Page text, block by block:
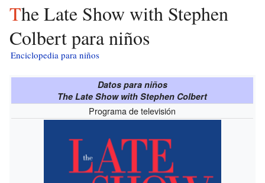
The Late Show with Stephen
Colbert para niños
Enciclopedia para niños
Datos para niños
The Late Show with Stephen Colbert
Programa de televisión